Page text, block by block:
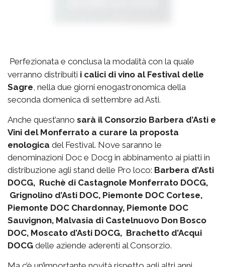
Perfezionata e conclusa la modalità con la quale
verranno distribuiti i calici di vino al Festival delle
Sagre, nella due giorni enogastronomica della
seconda domenica di settembre ad Asti.
Anche quest’anno sarà il Consorzio Barbera d’Asti e
Vini del Monferrato a curare la proposta
enologica del Festival. Nove saranno le
denominazioni Doc e Docg in abbinamento ai piatti in
distribuzione agli stand delle Pro loco: Barbera d’Asti
DOCG, Ruchè di Castagnole Monferrato DOCG,
Grignolino d’Asti DOC, Piemonte DOC Cortese,
Piemonte DOC Chardonnay, Piemonte DOC
Sauvignon, Malvasia di Castelnuovo Don Bosco
DOC, Moscato d’Asti DOCG, Brachetto d’Acqui
DOCG delle aziende aderenti al Consorzio.